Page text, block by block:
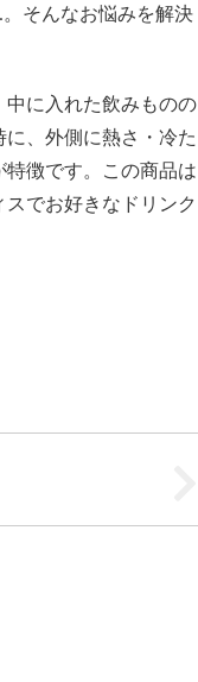
そんなお悩みを解決
に入れた飲みものの
、外側に熱さ・冷た
徴です。この商品は
でお好きなドリンク